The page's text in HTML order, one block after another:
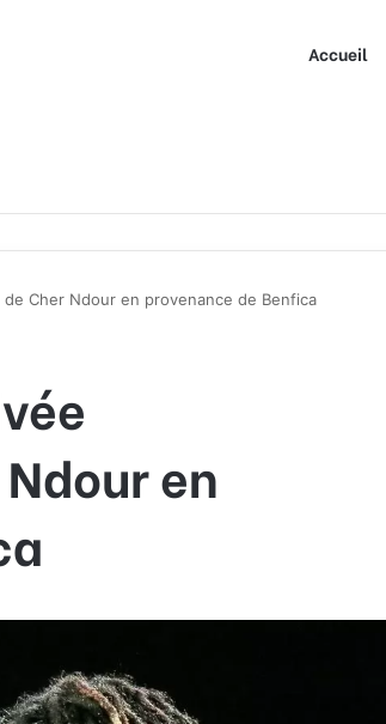
Accueil
de Cher Ndour en provenance de Benfica
en